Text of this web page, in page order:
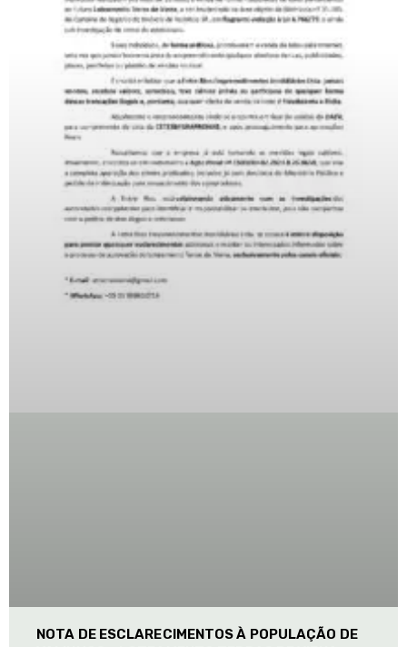
NOTA DE ESCLARECIMENTOS À POPULAÇÃO DE